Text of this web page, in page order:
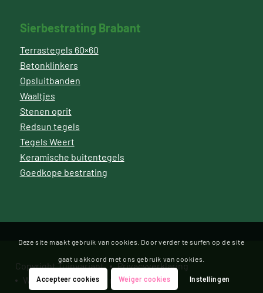
Sierbestrating Brabant
Terrastegels 60×60
Betonklinkers
Opsluitbanden
Waaltjes
Stenen oprit
Redsun tegels
Tegels Weert
Keramische buitentegels
Goedkope bestrating
Copyright Tuinvariant
Privacyverklaring
Website door Bonsai media
Deze site maakt gebruik van cookies. Door verder te surfen op de site
gaat u akkoord met ons gebruik van cookies.
Accepteer cookies Weiger cookies Instellingen